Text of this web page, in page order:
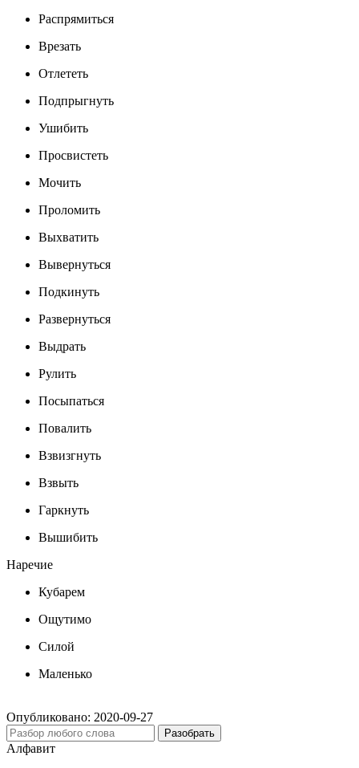
Распрямиться
Врезать
Отлететь
Подпрыгнуть
Ушибить
Просвистеть
Мочить
Проломить
Выхватить
Вывернуться
Подкинуть
Развернуться
Выдрать
Рулить
Посыпаться
Повалить
Взвизгнуть
Взвыть
Гаркнуть
Вышибить
Наречие
Кубарем
Ощутимо
Силой
Маленько
Опубликовано: 2020-09-27
Разобрать
Алфавит